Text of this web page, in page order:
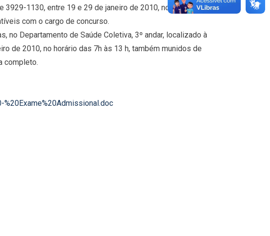
3929-1130, entre 19 e 29 de janeiro de 2010, no horário das 7h
com o cargo de concurso.
Departamento de Saúde Coletiva, 3º andar, localizado à
de 2010, no horário das 7h às 13 h, também munidos de
completo.